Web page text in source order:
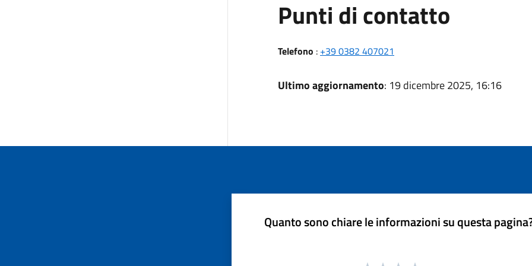
Punti di contatto
Telefono : +39 0382 407021
Ultimo aggiornamento: 19 dicembre 2025, 16:16
Quanto sono chiare le informazioni su questa